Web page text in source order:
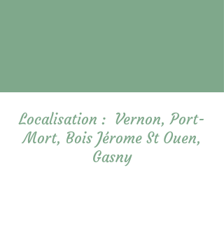
Localisation : Vernon, Port-
Mort, Bois Jérome St Ouen,
Gasny